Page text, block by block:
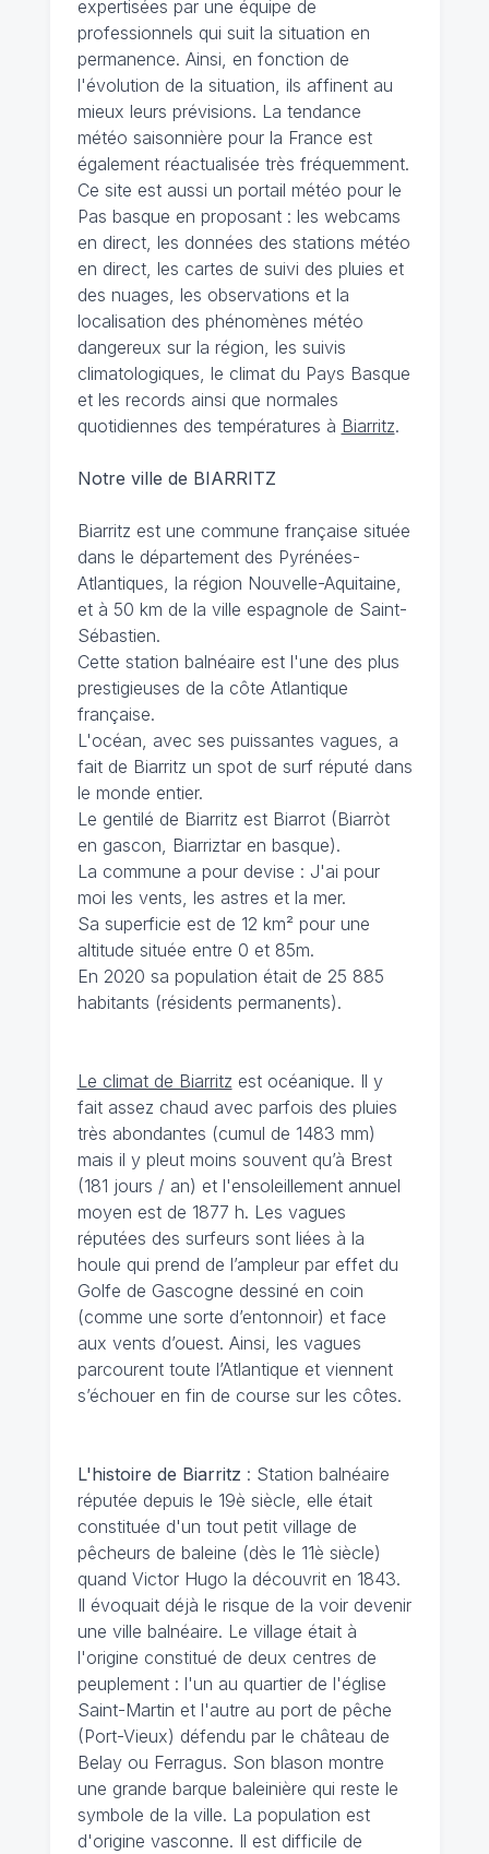
expertisées par une équipe de
professionnels qui suit la situation en
permanence. Ainsi, en fonction de
l'évolution de la situation, ils affinent au
mieux leurs prévisions. La tendance
météo saisonnière pour la France est
également réactualisée très fréquemment.
Ce site est aussi un portail météo pour le
Pas basque en proposant : les webcams
en direct, les données des stations météo
en direct, les cartes de suivi des pluies et
des nuages, les observations et la
localisation des phénomènes météo
dangereux sur la région, les suivis
climatologiques, le climat du Pays Basque
et les records ainsi que normales
quotidiennes des températures à Biarritz.
Notre ville de BIARRITZ
Biarritz est une commune française située
dans le département des Pyrénées-
Atlantiques, la région Nouvelle-Aquitaine,
et à 50 km de la ville espagnole de Saint-
Sébastien.
Cette station balnéaire est l'une des plus
prestigieuses de la côte Atlantique
française.
L'océan, avec ses puissantes vagues, a
fait de Biarritz un spot de surf réputé dans
le monde entier.
Le gentilé de Biarritz est Biarrot (Biarròt
en gascon, Biarriztar en basque).
La commune a pour devise : J'ai pour
moi les vents, les astres et la mer.
Sa superficie est de 12 km² pour une
altitude située entre 0 et 85m.
En 2020 sa population était de 25 885
habitants (résidents permanents).
Le climat de Biarritz est océanique. Il y
fait assez chaud avec parfois des pluies
très abondantes (cumul de 1483 mm)
mais il y pleut moins souvent qu’à Brest
(181 jours / an) et l'ensoleillement annuel
moyen est de 1877 h. Les vagues
réputées des surfeurs sont liées à la
houle qui prend de l’ampleur par effet du
Golfe de Gascogne dessiné en coin
(comme une sorte d’entonnoir) et face
aux vents d’ouest. Ainsi, les vagues
parcourent toute l’Atlantique et viennent
s’échouer en fin de course sur les côtes.
L'histoire de Biarritz : Station balnéaire
réputée depuis le 19è siècle, elle était
constituée d'un tout petit village de
pêcheurs de baleine (dès le 11è siècle)
quand Victor Hugo la découvrit en 1843.
Il évoquait déjà le risque de la voir devenir
une ville balnéaire. Le village était à
l'origine constitué de deux centres de
peuplement : l'un au quartier de l'église
Saint-Martin et l'autre au port de pêche
(Port-Vieux) défendu par le château de
Belay ou Ferragus. Son blason montre
une grande barque baleinière qui reste le
symbole de la ville. La population est
d'origine vasconne. Il est difficile de